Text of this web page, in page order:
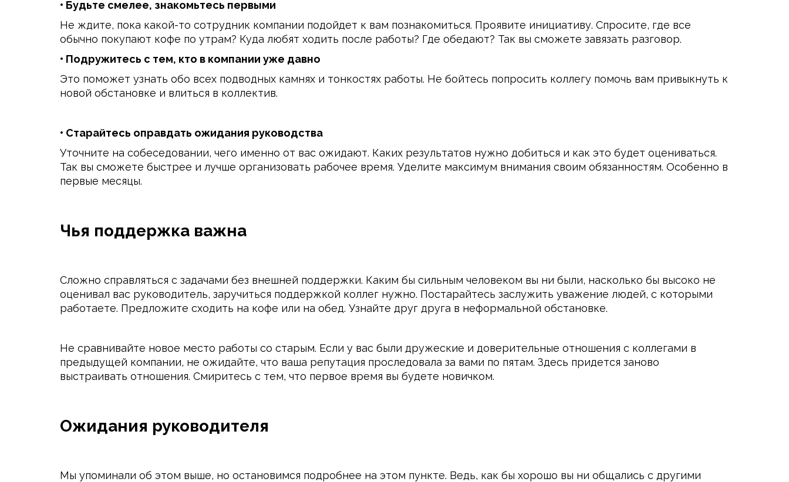
• Будьте смелее, знакомьтесь первыми
Не ждите, пока какой-то сотрудник компании подойдет к вам познакомиться. Проявите инициативу. Спросите, где все
обычно покупают кофе по утрам? Куда любят ходить после работы? Где обедают? Так вы сможете завязать разговор.
• Подружитесь с тем, кто в компании уже давно
Это поможет узнать обо всех подводных камнях и тонкостях работы. Не бойтесь попросить коллегу помочь вам привыкнуть к
новой обстановке и влиться в коллектив.
• Старайтесь оправдать ожидания руководства
Уточните на собеседовании, чего именно от вас ожидают. Каких результатов нужно добиться и как это будет оцениваться.
Так вы сможете быстрее и лучше организовать рабочее время. Уделите максимум внимания своим обязанностям. Особенно в
первые месяцы.
Чья поддержка важна
Сложно справляться с задачами без внешней поддержки. Каким бы сильным человеком вы ни были, насколько бы высоко не
оценивал вас руководитель, заручиться поддержкой коллег нужно. Постарайтесь заслужить уважение людей, с которыми
работаете. Предложите сходить на кофе или на обед. Узнайте друг друга в неформальной обстановке.
Не сравнивайте новое место работы со старым. Если у вас были дружеские и доверительные отношения с коллегами в
предыдущей компании, не ожидайте, что ваша репутация проследовала за вами по пятам. Здесь придется заново
выстраивать отношения. Смиритесь с тем, что первое время вы будете новичком.
Ожидания руководителя
Мы упоминали об этом выше, но остановимся подробнее на этом пункте. Ведь, как бы хорошо вы ни общались с другими